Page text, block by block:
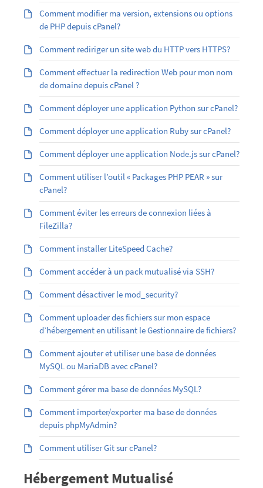
Comment modifier ma version, extensions ou options
de PHP depuis cPanel?
Comment rediriger un site web du HTTP vers HTTPS?
Comment effectuer la redirection Web pour mon nom
de domaine depuis cPanel ?
Comment déployer une application Python sur cPanel?
Comment déployer une application Ruby sur cPanel?
Comment déployer une application Node.js sur cPanel?
Comment utiliser l’outil « Packages PHP PEAR » sur
cPanel?
Comment éviter les erreurs de connexion liées à
FileZilla?
Comment installer LiteSpeed Cache?
Comment accéder à un pack mutualisé via SSH?
Comment désactiver le mod_security?
Comment uploader des fichiers sur mon espace
d’hébergement en utilisant le Gestionnaire de fichiers?
Comment ajouter et utiliser une base de données
MySQL ou MariaDB avec cPanel?
Comment gérer ma base de données MySQL?
Comment importer/exporter ma base de données
depuis phpMyAdmin?
Comment utiliser Git sur cPanel?
Hébergement Mutualisé